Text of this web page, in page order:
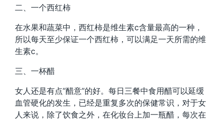
二、一个西红柿
在水果和蔬菜中，西红柿是维生素c含量最高的一种，
所以每天至少保证一个西红柿，可以满足一天所需的维
生素c。
三、一杯醋
女人还是有点”醋意”的好。每日三餐中食用醋可以延缓
血管硬化的发生，已经是重复多次的保健常识，对于女
人来说，除了饮食之外，在化妆台上加一瓶醋，每次在